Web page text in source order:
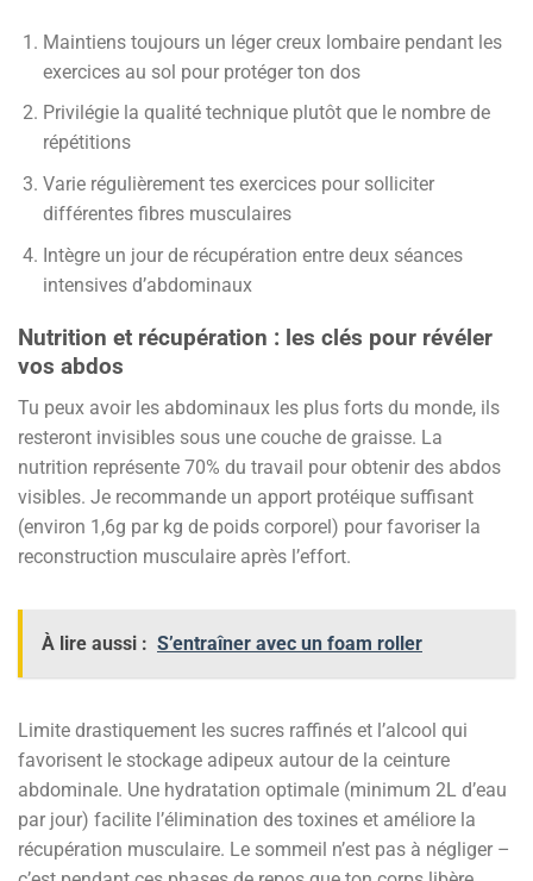
Maintiens toujours un léger creux lombaire pendant les
exercices au sol pour protéger ton dos
Privilégie la qualité technique plutôt que le nombre de
répétitions
Varie régulièrement tes exercices pour solliciter
différentes fibres musculaires
Intègre un jour de récupération entre deux séances
intensives d’abdominaux
Nutrition et récupération : les clés pour révéler
vos abdos
Tu peux avoir les abdominaux les plus forts du monde, ils
resteront invisibles sous une couche de graisse. La
nutrition représente 70% du travail pour obtenir des abdos
visibles. Je recommande un apport protéique suffisant
(environ 1,6g par kg de poids corporel) pour favoriser la
reconstruction musculaire après l’effort.
À lire aussi : S’entraîner avec un foam roller
Limite drastiquement les sucres raffinés et l’alcool qui
favorisent le stockage adipeux autour de la ceinture
abdominale. Une hydratation optimale (minimum 2L d’eau
par jour) facilite l’élimination des toxines et améliore la
récupération musculaire. Le sommeil n’est pas à négliger –